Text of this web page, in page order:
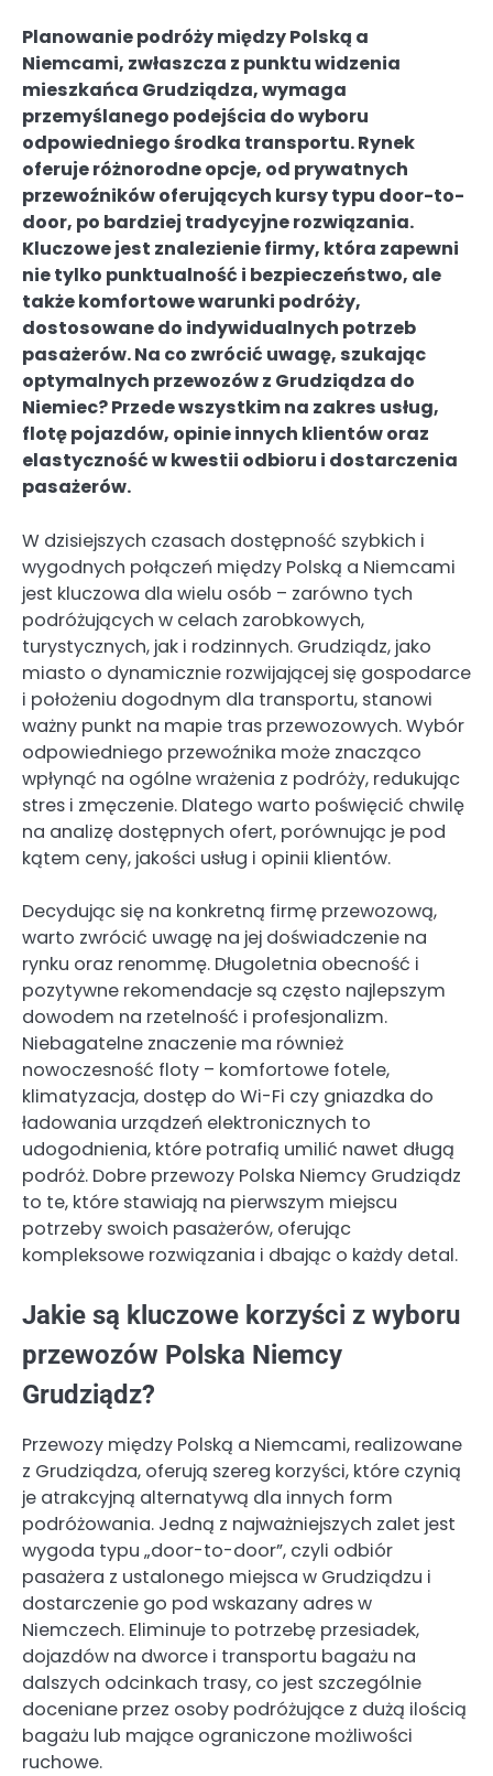
Planowanie podróży między Polską a
Niemcami, zwłaszcza z punktu widzenia
mieszkańca Grudziądza, wymaga
przemyślanego podejścia do wyboru
odpowiedniego środka transportu. Rynek
oferuje różnorodne opcje, od prywatnych
przewoźników oferujących kursy typu door-to-
door, po bardziej tradycyjne rozwiązania.
Kluczowe jest znalezienie firmy, która zapewni
nie tylko punktualność i bezpieczeństwo, ale
także komfortowe warunki podróży,
dostosowane do indywidualnych potrzeb
pasażerów. Na co zwrócić uwagę, szukając
optymalnych przewozów z Grudziądza do
Niemiec? Przede wszystkim na zakres usług,
flotę pojazdów, opinie innych klientów oraz
elastyczność w kwestii odbioru i dostarczenia
pasażerów.
W dzisiejszych czasach dostępność szybkich i
wygodnych połączeń między Polską a Niemcami
jest kluczowa dla wielu osób – zarówno tych
podróżujących w celach zarobkowych,
turystycznych, jak i rodzinnych. Grudziądz, jako
miasto o dynamicznie rozwijającej się gospodarce
i położeniu dogodnym dla transportu, stanowi
ważny punkt na mapie tras przewozowych. Wybór
odpowiedniego przewoźnika może znacząco
wpłynąć na ogólne wrażenia z podróży, redukując
stres i zmęczenie. Dlatego warto poświęcić chwilę
na analizę dostępnych ofert, porównując je pod
kątem ceny, jakości usług i opinii klientów.
Decydując się na konkretną firmę przewozową,
warto zwrócić uwagę na jej doświadczenie na
rynku oraz renommę. Długoletnia obecność i
pozytywne rekomendacje są często najlepszym
dowodem na rzetelność i profesjonalizm.
Niebagatelne znaczenie ma również
nowoczesność floty – komfortowe fotele,
klimatyzacja, dostęp do Wi-Fi czy gniazdka do
ładowania urządzeń elektronicznych to
udogodnienia, które potrafią umilić nawet długą
podróż. Dobre przewozy Polska Niemcy Grudziądz
to te, które stawiają na pierwszym miejscu
potrzeby swoich pasażerów, oferując
kompleksowe rozwiązania i dbając o każdy detal.
Jakie są kluczowe korzyści z wyboru
przewozów Polska Niemcy
Grudziądz?
Przewozy między Polską a Niemcami, realizowane
z Grudziądza, oferują szereg korzyści, które czynią
je atrakcyjną alternatywą dla innych form
podróżowania. Jedną z najważniejszych zalet jest
wygoda typu „door-to-door”, czyli odbiór
pasażera z ustalonego miejsca w Grudziądzu i
dostarczenie go pod wskazany adres w
Niemczech. Eliminuje to potrzebę przesiadek,
dojazdów na dworce i transportu bagażu na
dalszych odcinkach trasy, co jest szczególnie
doceniane przez osoby podróżujące z dużą ilością
bagażu lub mające ograniczone możliwości
ruchowe.